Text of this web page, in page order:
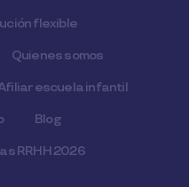
flexible
Quienes somos
escuela infantil
Blog
RRHH 2026